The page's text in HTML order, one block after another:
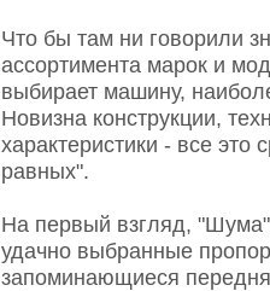
Что бы там ни говорили
ассортимента марок и
выбирает машину,
Новизна конструкции,
характеристики - все это
равных".
На первый взгляд, "Шума"
удачно выбранные
запоминающиеся